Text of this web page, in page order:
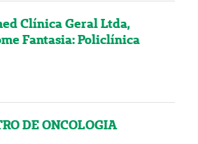
Clínica Geral Ltda,
Fantasia: Policlínica
DE ONCOLOGIA